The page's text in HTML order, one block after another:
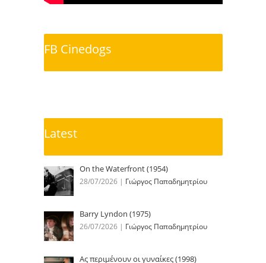
FB Cinedogs
Latest
On the Waterfront (1954)
28/07/2026 | Γιώργος Παπαδημητρίου
Barry Lyndon (1975)
26/07/2026 | Γιώργος Παπαδημητρίου
Ας περιμένουν οι γυναίκες (1998)